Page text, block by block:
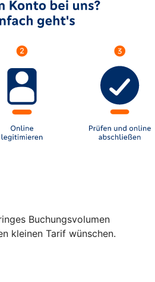
Buchungsvolumen
kleinen Tarif wünschen.